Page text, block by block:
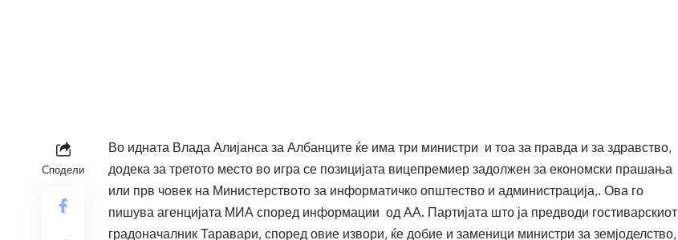
Сподели
Во идната Влада Алијанса за Албанците ќе има три министри и тоа за правда и за здравство,
додека за третото место во игра се позицијата вицепремиер задолжен за економски прашања
или прв човек на Министерството за информатичко општество и администрација,. Ова го
пишува агенцијата МИА според информации од АА. Партијата што ја предводи гостиварскиот
градоначалник Таравари, според овие извори, ќе добие и заменици министри за земјоделство,